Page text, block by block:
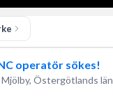
operatör sökes!
Mjölby, Östergötlands län